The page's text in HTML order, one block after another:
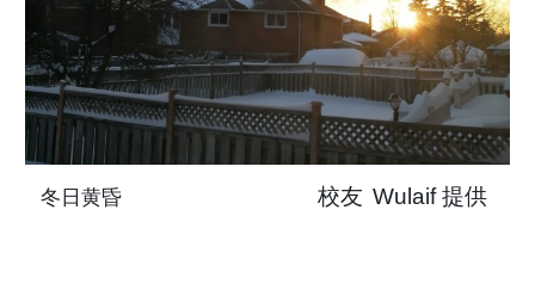
冬日黄昏 校友 Wulaif提供